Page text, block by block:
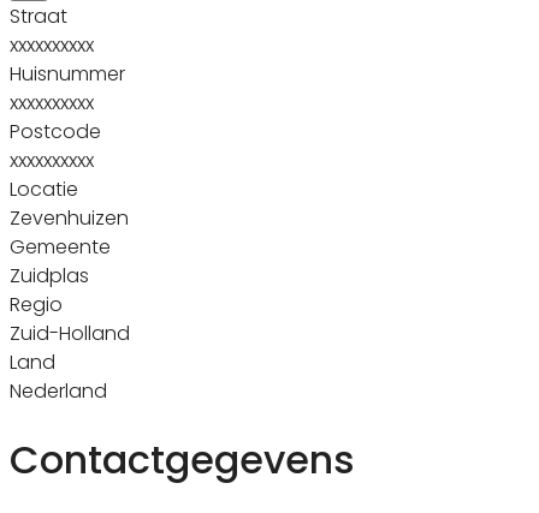
Straat
xxxxxxxxxx
Huisnummer
xxxxxxxxxx
Postcode
xxxxxxxxxx
Locatie
Zevenhuizen
Gemeente
Zuidplas
Regio
Zuid-Holland
Land
Nederland
Contactgegevens